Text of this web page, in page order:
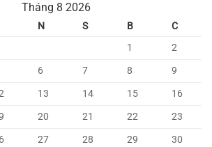
Tháng 8 2026
N S B
C
1
2
6 7 8
9
13 14 15
16
20 21 22
23
27 28 29
30